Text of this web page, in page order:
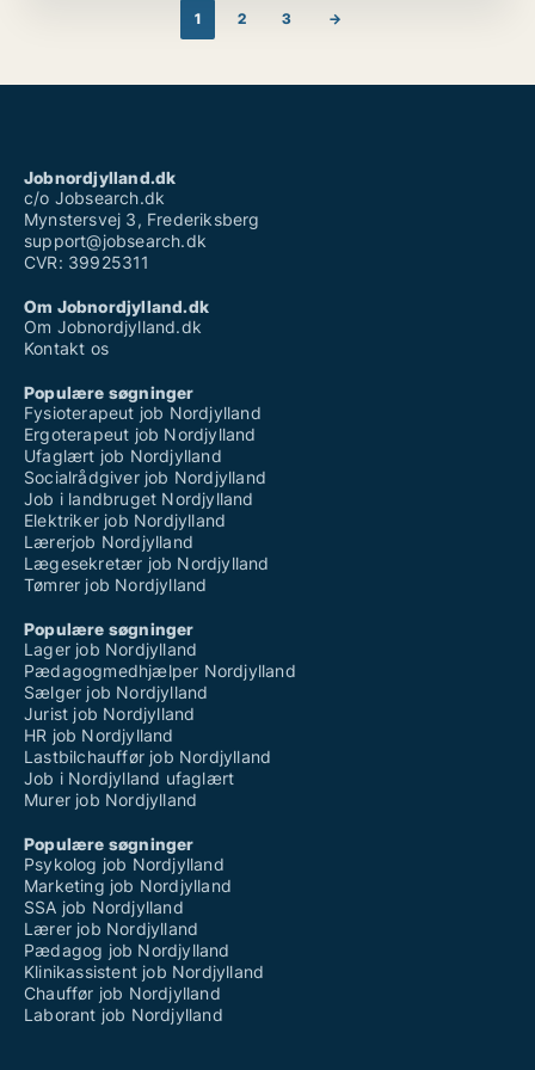
(DSP), sikre overholdelse af retningslinjer,
datastrukturer og mediestandarder samt overvåge
informationsstyring, herunder gennemgang af
1 2 3 →
Jobnordjylland.dk
c/o Jobsearch.dk
Mynstersvej 3, Frederiksberg
support@jobsearch.dk
CVR: 39925311
Om Jobnordjylland.dk
Om Jobnordjylland.dk
Kontakt os
Populære søgninger
Fysioterapeut job Nordjylland
Ergoterapeut job Nordjylland
Ufaglært job Nordjylland
Socialrådgiver job Nordjylland
Job i landbruget Nordjylland
Elektriker job Nordjylland
Lærerjob Nordjylland
Lægesekretær job Nordjylland
Tømrer job Nordjylland
Populære søgninger
Lager job Nordjylland
Pædagogmedhjælper Nordjylland
Sælger job Nordjylland
Jurist job Nordjylland
HR job Nordjylland
Lastbilchauffør job Nordjylland
Job i Nordjylland ufaglært
Murer job Nordjylland
Populære søgninger
Psykolog job Nordjylland
Marketing job Nordjylland
SSA job Nordjylland
Lærer job Nordjylland
Pædagog job Nordjylland
Klinikassistent job Nordjylland
Chauffør job Nordjylland
Laborant job Nordjylland